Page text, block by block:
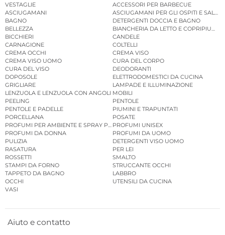
VESTAGLIE
ACCESSORI PER BARBECUE
ASCIUGAMANI
ASCIUGAMANI PER GLI OSPITI E
BAGNO
DETERGENTI DOCCIA E BAGNO
BELLEZZA
BIANCHERIA DA LETTO E COPRIPIUMINI
BICCHIERI
CANDELE
CARNAGIONE
COLTELLI
CREMA OCCHI
CREMA VISO
CREMA VISO UOMO
CURA DEL CORPO
CURA DEL VISO
DEODORANTI
DOPOSOLE
ELETTRODOMESTICI DA CUCINA
GRIGLIARE
LAMPADE E ILLUMINAZIONE
LENZUOLA E LENZUOLA CON ANGOLI MOBILI
PEELING
PENTOLE
PENTOLE E PADELLE
PIUMINI E TRAPUNTATI
PORCELLANA
POSATE
PROFUMI PER AMBIENTE E SPRAY PER AMBIENTE
PROFUMI UNISEX
PROFUMI DA DONNA
PROFUMI DA UOMO
PULIZIA
DETERGENTI VISO UOMO
RASATURA
PER LEI
ROSSETTI
SMALTO
STAMPI DA FORNO
STRUCCANTE OCCHI
TAPPETO DA BAGNO
LABBRO
OCCHI
UTENSILI DA CUCINA
VASI
Aiuto e contatto